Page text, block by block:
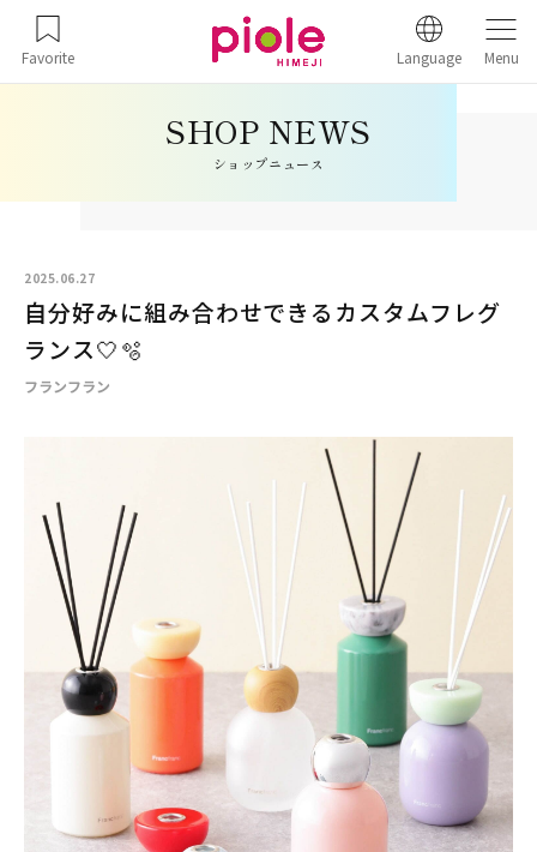
Favorite Language Menu
ショップニュース
2025.06.27
自分好みに組み合わせできるカスタムフレグ
ランス🤍🫧
フランフラン